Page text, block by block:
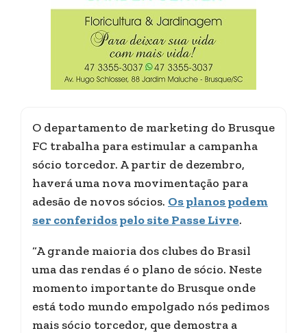
O departamento de marketing do Brusque
FC trabalha para estimular a campanha
sócio torcedor. A partir de dezembro,
haverá uma nova movimentação para
adesão de novos sócios. Os planos podem
ser conferidos pelo site Passe Livre.
“A grande maioria dos clubes do Brasil
uma das rendas é o plano de sócio. Neste
momento importante do Brusque onde
está todo mundo empolgado nós pedimos
mais sócio torcedor, que demostra a